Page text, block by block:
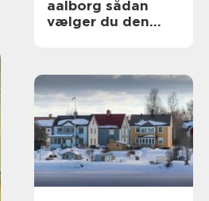
aalborg sådan
vælger du den